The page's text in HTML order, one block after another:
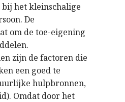
het kleinschalige
De
om de toe-eigening
zijn de factoren die
een goed te
hulpbronnen,
Omdat door het